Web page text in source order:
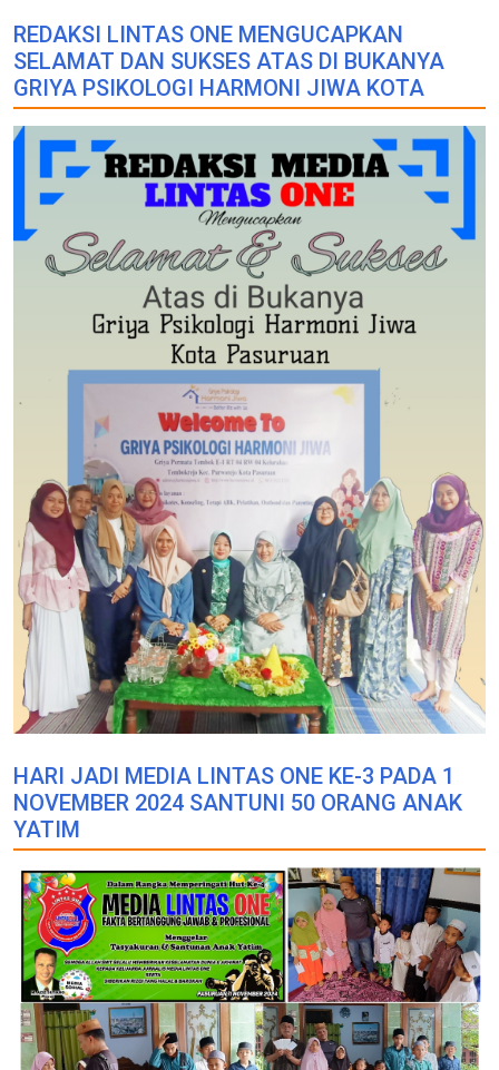
REDAKSI LINTAS ONE MENGUCAPKAN
SELAMAT DAN SUKSES ATAS DI BUKANYA
GRIYA PSIKOLOGI HARMONI JIWA KOTA
HARI JADI MEDIA LINTAS ONE KE-3 PADA 1
NOVEMBER 2024 SANTUNI 50 ORANG ANAK
YATIM